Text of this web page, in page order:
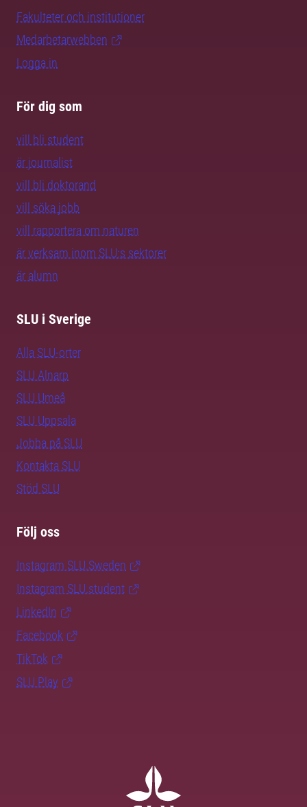
Fakulteter och institutioner
Medarbetarwebben
Logga in
För dig som
vill bli student
är journalist
vill bli doktorand
vill söka jobb
vill rapportera om naturen
är verksam inom SLU:s sektorer
är alumn
SLU i Sverige
Alla SLU-orter
SLU Alnarp
SLU Umeå
SLU Uppsala
Jobba på SLU
Kontakta SLU
Stöd SLU
Följ oss
Instagram SLU.Sweden
Instagram SLU.student
LinkedIn
Facebook
TikTok
SLU Play